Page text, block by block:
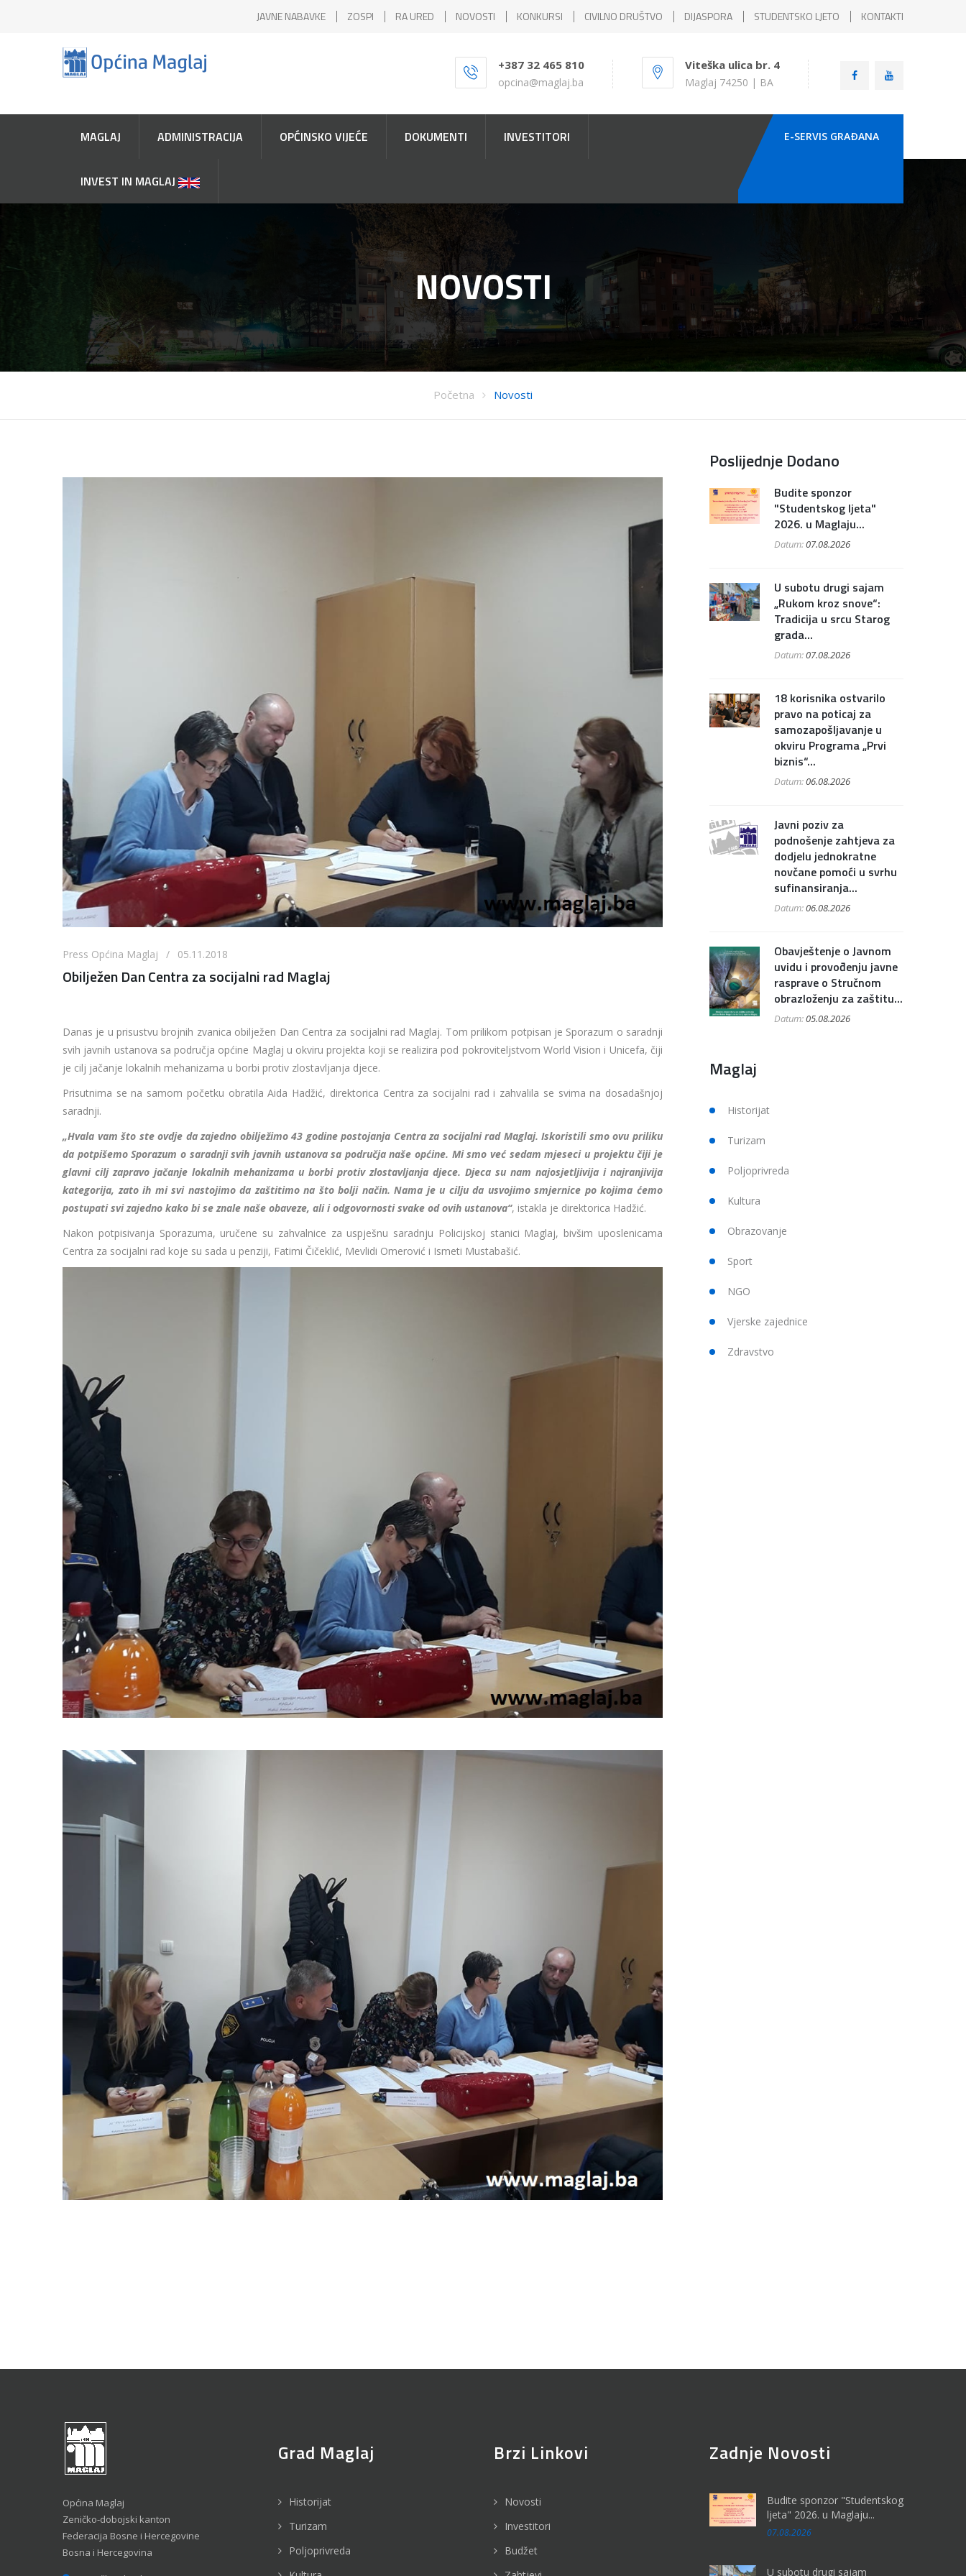
JAVNE NABAVKE ZOSPI RA URED NOVOSTI KONKURSI CIVILNO DRUŠTVO DIJASPORA STUDENTSKO LJETO KONTAKTI
+387 32 465 810
opcina@maglaj.ba
Viteška ulica br. 4
Maglaj 74250 | BA
MAGLAJ ADMINISTRACIJA OPĆINSKO VIJEĆE DOKUMENTI INVESTITORI
INVEST IN MAGLAJ
E-SERVIS GRAÐANA
NOVOSTI
Početna Novosti
Press Općina Maglaj / 05.11.2018
Obilježen Dan Centra za socijalni rad Maglaj
Danas je u prisustvu brojnih zvanica obilježen Dan Centra za socijalni rad Maglaj. Tom prilikom potpisan je Sporazum o saradnji
svih javnih ustanova sa područja općine Maglaj u okviru projekta koji se realizira pod pokroviteljstvom World Vision i Unicefa, čiji
je cilj jačanje lokalnih mehanizama u borbi protiv zlostavljanja djece.
Prisutnima se na samom početku obratila Aida Hadžić, direktorica Centra za socijalni rad i zahvalila se svima na dosadašnjoj
saradnji.
„Hvala vam što ste ovdje da zajedno obilježimo 43 godine postojanja Centra za socijalni rad Maglaj. Iskoristili smo ovu priliku
da potpišemo Sporazum o saradnji svih javnih ustanova sa područja naše općine. Mi smo već sedam mjeseci u projektu čiji je
glavni cilj zapravo jačanje lokalnih mehanizama u borbi protiv zlostavljanja djece. Djeca su nam najosjetljivija i najranjivija
kategorija, zato ih mi svi nastojimo da zaštitimo na što bolji način. Nama je u cilju da usvojimo smjernice po kojima ćemo
postupati svi zajedno kako bi se znale naše obaveze, ali i odgovornosti svake od ovih ustanova“, istakla je direktorica Hadžić.
Nakon potpisivanja Sporazuma, uručene su zahvalnice za uspješnu saradnju Policijskoj stanici Maglaj, bivšim uposlenicama
Centra za socijalni rad koje su sada u penziji, Fatimi Čičeklić, Mevlidi Omerović i Ismeti Mustabašić.
Poslijednje Dodano
Budite sponzor
"Studentskog ljeta"
2026. u Maglaju...
Datum:07.08.2026
U subotu drugi sajam
„Rukom kroz snove“:
Tradicija u srcu Starog
grada...
Datum:07.08.2026
18 korisnika ostvarilo
pravo na poticaj za
samozapošljavanje u
okviru Programa „Prvi
biznis“...
Datum:06.08.2026
Javni poziv za
podnošenje zahtjeva za
dodjelu jednokratne
novčane pomoći u svrhu
sufinansiranja...
Datum:06.08.2026
Obavještenje o Javnom
uvidu i provođenju javne
rasprave o Stručnom
obrazloženju za zaštitu...
Datum:05.08.2026
Maglaj
Historijat
Turizam
Poljoprivreda
Kultura
Obrazovanje
Sport
NGO
Vjerske zajednice
Zdravstvo
Općina Maglaj
Zeničko-dobojski kanton
Federacija Bosne i Hercegovine
Bosna i Hercegovina
Grad Maglaj
Historijat
Turizam
Poljoprivreda
Brzi Linkovi
Novosti
Investitori
Budžet
Zadnje Novosti
Budite sponzor "Studentskog
ljeta" 2026. u Maglaju...
07.08.2026
U subotu drugi sajam